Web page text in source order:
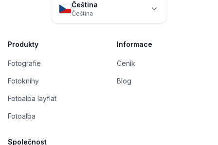
Čeština
Čeština
Produkty
Fotografie
Fotoknihy
Fotoalba layflat
Fotoalba
Informace
Ceník
Blog
Společnost